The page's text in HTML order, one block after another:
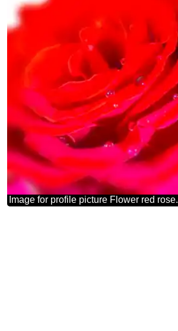
Image for profile picture Flower red rose.